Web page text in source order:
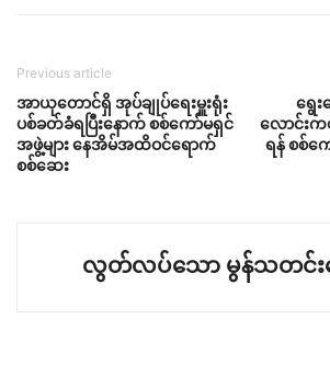
Previous article
အာယုတောင်ရှိ အုပ်ချုပ်‌ရေးမှူးရုံး
ပစ်ခတ်ခံရပြီးနောက် စစ်ကော်မရှင်
အဖွဲ့များ နေအိမ်အထိဝင်ရောက်
စစ်ဆေး
ရွေ
လောင်းကစ
ရန် စစ်က
လွတ်လပ်သော မွန်သတင်း